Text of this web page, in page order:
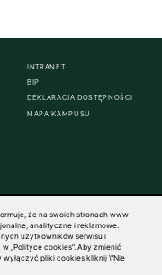
INTRANET
BIP
DEKLARACJA DOSTĘPNOŚCI
MAPA KAMPUSU
że na swoich stronach www
analityczne i reklamowe.
użytkowników serwisu i
„Polityce cookies”. Aby zmienić
pliki cookies kliknij \"Nie